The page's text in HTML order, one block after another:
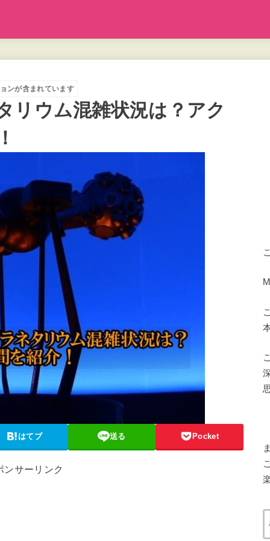
ンが含まれています
リウム混雑状況は？アク
はてブ 送る Pocket
ンサーリンク